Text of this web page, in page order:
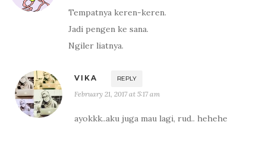
Tempatnya keren-keren.
Jadi pengen ke sana.
Ngiler liatnya.
VIKA REPLY
February 21, 2017 at 5:17 am
ayokkk..aku juga mau lagi, rud.. hehehe